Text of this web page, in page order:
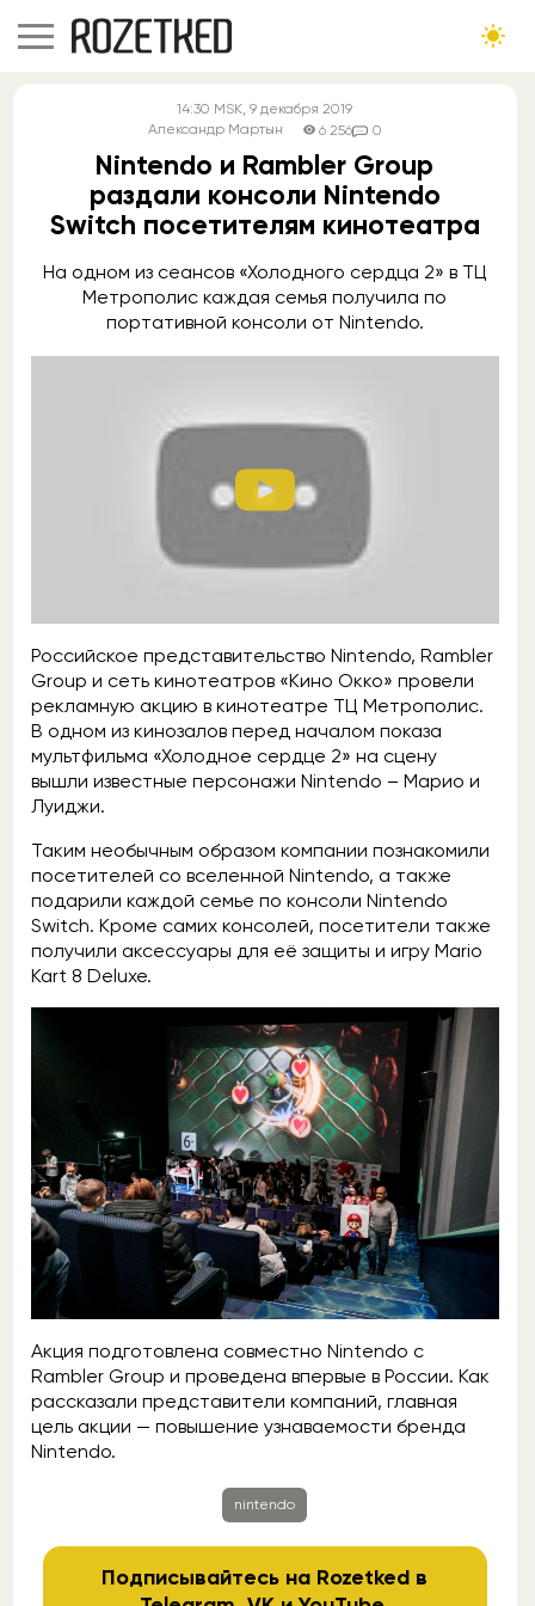
14:30 MSK, 9 декабря 2019
Александр Мартын
6 256 0
Nintendo и Rambler Group
раздали консоли Nintendo
Switch посетителям кинотеатра
На одном из сеансов «Холодного сердца 2» в ТЦ
Метрополис каждая семья получила по
портативной консоли от Nintendo.
Российское представительство Nintendo, Rambler
Group и сеть кинотеатров «Кино Окко» провели
рекламную акцию в кинотеатре ТЦ Метрополис.
В одном из кинозалов перед началом показа
мультфильма «Холодное сердце 2» на сцену
вышли известные персонажи Nintendo – Марио и
Луиджи.
Таким необычным образом компании познакомили
посетителей со вселенной Nintendo, а также
подарили каждой семье по консоли Nintendo
Switch. Кроме самих консолей, посетители также
получили аксессуары для её защиты и игру Mario
Kart 8 Deluxe.
Акция подготовлена совместно Nintendo с
Rambler Group и проведена впервые в России. Как
рассказали представители компаний, главная
цель акции — повышение узнаваемости бренда
Nintendo.
nintendo
Подписывайтесь на Rozetked в